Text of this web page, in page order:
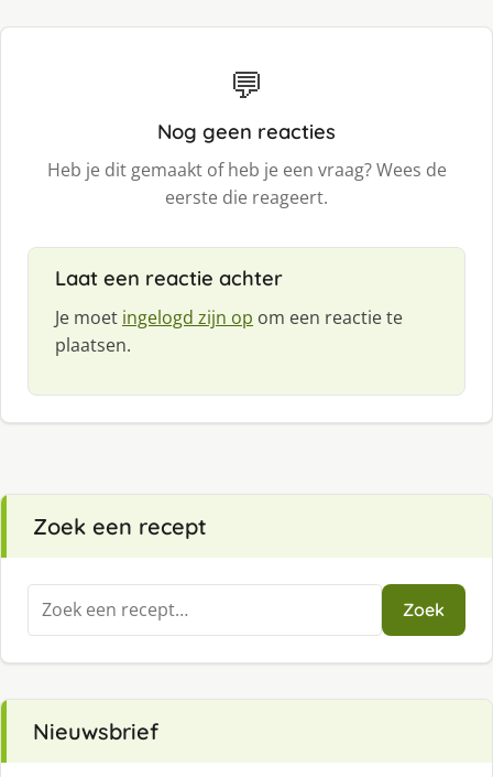
💬
Nog geen reacties
Heb je dit gemaakt of heb je een vraag? Wees de
eerste die reageert.
Laat een reactie achter
Je moet ingelogd zijn op om een reactie te
plaatsen.
Zoek een recept
Zoeken
naar:
Zoek
Nieuwsbrief